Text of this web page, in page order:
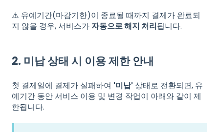
⚠️ 유예기간(마감기한)이 종료될 때까지 결제가 완료되
지 않을 경우, 서비스가자동으로 해지 처리됩니다.
2. 미납 상태 시 이용 제한 안내
첫 결제일에 결제가 실패하여 '미납' 상태로 전환되면, 유
예기간 동안 서비스 이용 및 변경 작업이 아래와 같이 제
한됩니다.